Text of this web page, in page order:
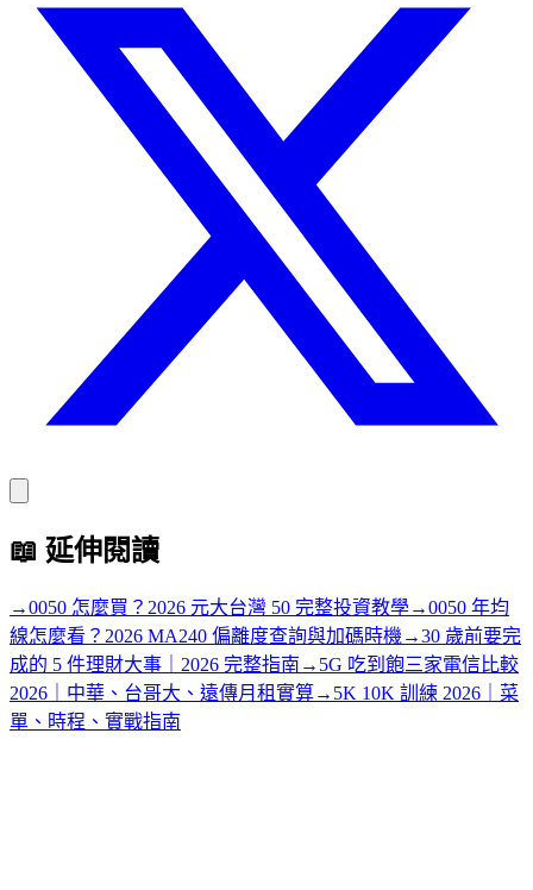
📖 延伸閱讀
→0050 怎麼買？2026 元大台灣 50 完整投資教學→0050 年均
線怎麼看？2026 MA240 偏離度查詢與加碼時機→30 歲前要完
成的 5 件理財大事｜2026 完整指南 → 5G 吃到飽三家電信比較
2026｜中華、台哥大、遠傳月租實算→ 5K 10K 訓練 2026｜菜
單、時程、實戰指南